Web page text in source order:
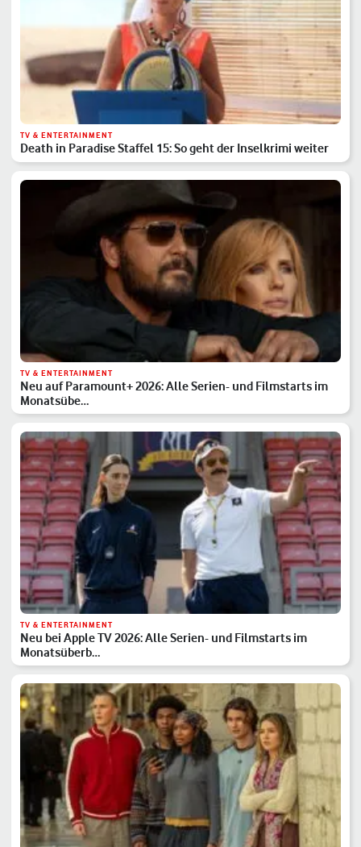
TV & ENTERTAINMENT
Death in Paradise Staffel 15: So geht der Inselkrimi weiter
TV & ENTERTAINMENT
Neu auf Paramount+ 2026: Alle Serien- und Filmstarts im
Monatsübe…
TV & ENTERTAINMENT
Neu bei Apple TV 2026: Alle Serien- und Filmstarts im
Monatsüberb…